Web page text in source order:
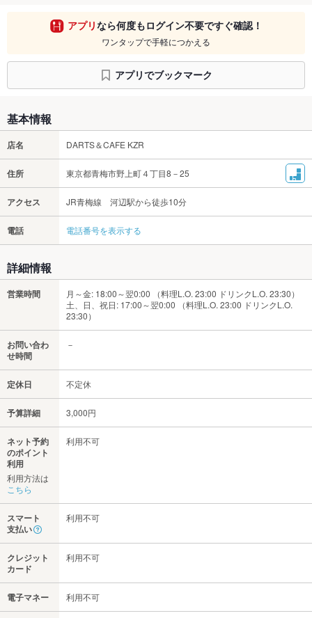
アプリなら何度もログイン不要ですぐ確認！
ワンタップで手軽につかえる
アプリでブックマーク
基本情報
店名 DARTS＆CAFE KZR
住所 東京都青梅市野上町４丁目8－25
アクセス JR青梅線 河辺駅から徒歩10分
電話 電話番号を表示する
詳細情報
営業時間
月～金: 18:00～翌0:00 （料理L.O. 23:00 ドリンクL.O. 23:30）
土、日、祝日: 17:00～翌0:00 （料理L.O. 23:00 ドリンクL.O.
23:30）
お問い合わ
せ時間
－
定休日 不定休
予算詳細 3,000円
ネット予約
のポイント
利用
利用方法は
こちら
利用不可
スマート
支払い
利用不可
クレジット
カード
利用不可
電子マネー 利用不可